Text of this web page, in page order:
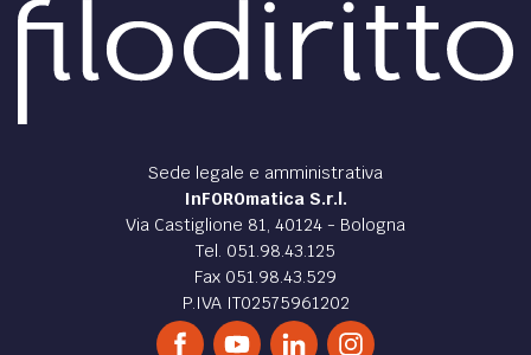
Sede legale e amministrativa
InFOROmatica S.r.l.
Via Castiglione 81, 40124 - Bologna
Tel. 051.98.43.125
Fax 051.98.43.529
P.IVA IT02575961202